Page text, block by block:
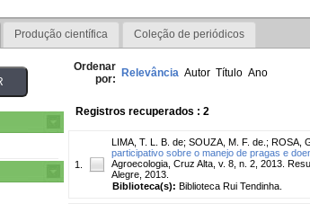
Produção científica Coleção de periódicos
Ordenar
por: Relevância Autor Título Ano
Registros recuperados : 2
1.
LIMA, T. L. B. de; SOUZA, M. F. de. ; ROSA,
participativo sobre o manejo de pragas e
Agroecologia, Cruz Alta, v. 8, n. 2, 2013.
Alegre, 2013.
Biblioteca(s): Biblioteca Rui Tendinha.